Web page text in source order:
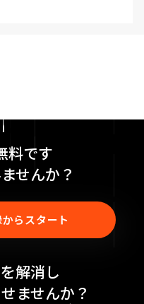
料です
せんか？
らスタート
解消し
ませんか？